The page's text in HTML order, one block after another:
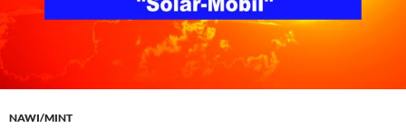
NAWI/MINT